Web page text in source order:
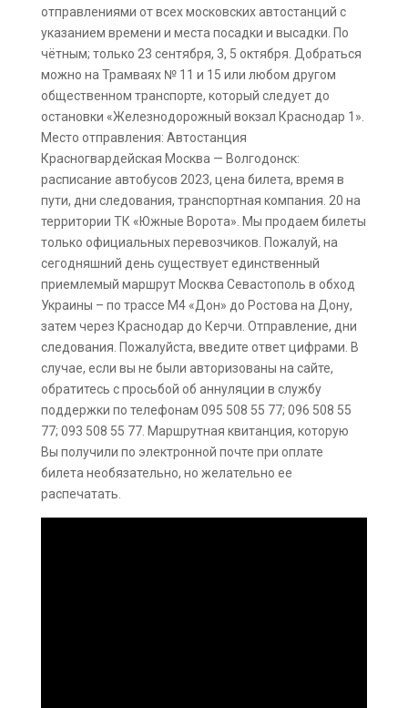
отправлениями от всех московских автостанций с
указанием времени и места посадки и высадки. По
чётным; только 23 сентября, 3, 5 октября. Добраться
можно на Трамваях № 11 и 15 или любом другом
общественном транспорте, который следует до
остановки «Железнодорожный вокзал Краснодар 1».
Место отправления: Автостанция
Красногвардейская Москва — Волгодонск:
расписание автобусов 2023, цена билета, время в
пути, дни следования, транспортная компания. 20 на
территории ТК «Южные Ворота». Мы продаем билеты
только официальных перевозчиков. Пожалуй, на
сегодняшний день существует единственный
приемлемый маршрут Москва Севастополь в обход
Украины – по трассе М4 «Дон» до Ростова на Дону,
затем через Краснодар до Керчи. Отправление, дни
следования. Пожалуйста, введите ответ цифрами. В
случае, если вы не были авторизованы на сайте,
обратитесь с просьбой об аннуляции в службу
поддержки по телефонам 095 508 55 77; 096 508 55
77; 093 508 55 77. Маршрутная квитанция, которую
Вы получили по электронной почте при оплате
билета необязательно, но желательно ее
распечатать.